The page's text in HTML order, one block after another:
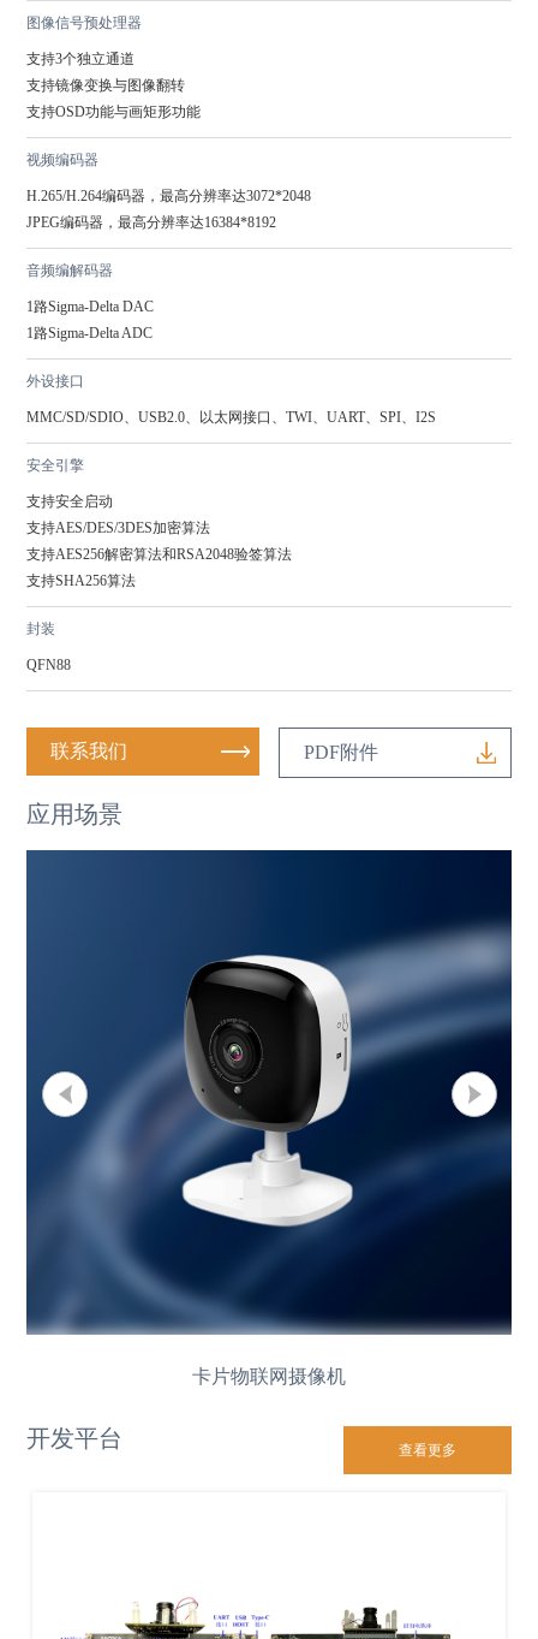
图像信号预处理器
支持3个独立通道
支持镜像变换与图像翻转
支持OSD功能与画矩形功能
视频编码器
H.265/H.264编码器，最高分辨率达3072*2048
JPEG编码器，最高分辨率达16384*8192
音频编解码器
1路Sigma-Delta DAC
1路Sigma-Delta ADC
外设接口
MMC/SD/SDIO、USB2.0、以太网接口、TWI、UART、SPI、I2S
安全引擎
支持安全启动
支持AES/DES/3DES加密算法
支持AES256解密算法和RSA2048验签算法
支持SHA256算法
封装
QFN88
联系我们 PDF附件
应用场景
卡片物联网摄像机
查看更多
开发平台